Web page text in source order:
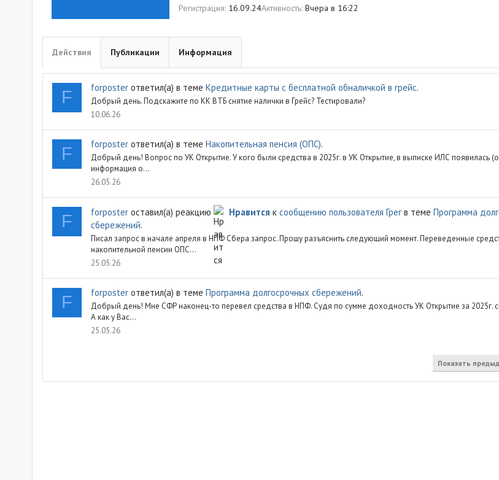
Регистрация 16.09.24Активность Вчера в 16:22
Действия Публикации Информация
F forposter ответил(а) в теме Кредитные карты с бесплатной обналичкой в грейс.
Добрый день. Подскажите по КК ВТБ снятие налички в Грейс? Тестировали?
10.06.26
F forposter ответил(а) в теме Накопительная пенсия (ОПС).
Добрый день! Вопрос по УК Открытие. У кого были средства в 2025г. в УК Открытие, в выписке ИЛС появилась
информация о...
26.05.26
F forposter оставил(а) реакцию Нравится к сообщению пользователя Грегв теме Программа
сбережений.
Писал запрос в начале апреля в НПФ Сбера запрос. Прошу разъяснить следующий момент. Переведенные
накопительной пенсии ОПС...
25.05.26
F forposter ответил(а) в теме Программа долгосрочных сбережений.
Добрый день! Мне СФР наконец-то перевел средства в НПФ. Судя по сумме доходность УК Открытие за 2025г.
А как у Вас...
25.05.26
Показать